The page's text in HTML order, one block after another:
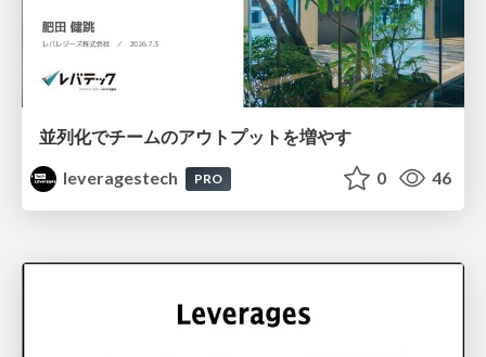
並列化でチームのアウトプットを増やす
leveragestech
PRO 0 46